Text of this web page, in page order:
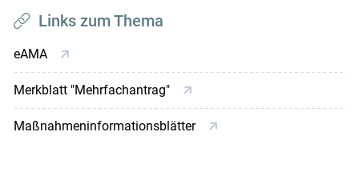
Links zum Thema
eAMA
Merkblatt "Mehrfachantrag"
Maßnahmeninformationsblätter